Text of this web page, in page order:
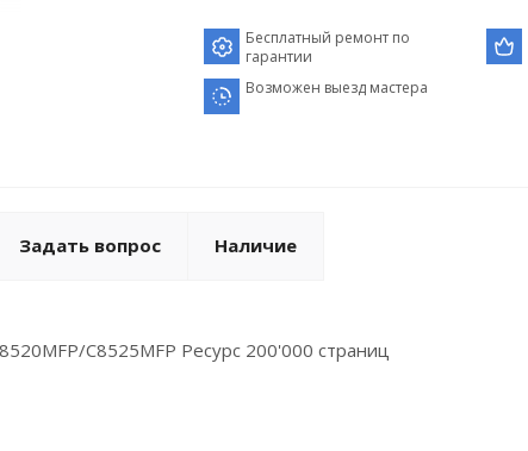
Бесплатный ремонт по
гарантии
Возможен выезд мастера
Задать вопрос Наличие
C8525MFP Ресурс 200'000 страниц